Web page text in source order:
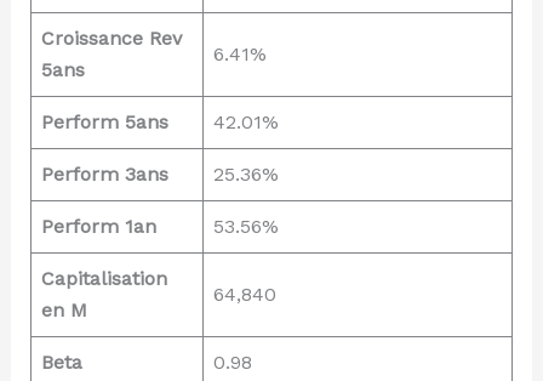
Croissance Rev
5ans
6.41%
Perform 5ans 42.01%
Perform 3ans 25.36%
Perform 1an 53.56%
Capitalisation
en M
64,840
Beta 0.98